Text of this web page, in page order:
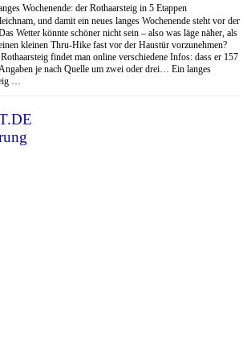
Wochenende: der Rothaarsteig in 5 Etappen
und damit ein neues langes Wochenende steht vor der
Wetter könnte schöner nicht sein – also was läge näher, als
kleinen Thru-Hike fast vor der Haustür vorzunehmen?
findet man online verschiedene Infos: dass er 157
je nach Quelle um zwei oder drei… Ein langes
…